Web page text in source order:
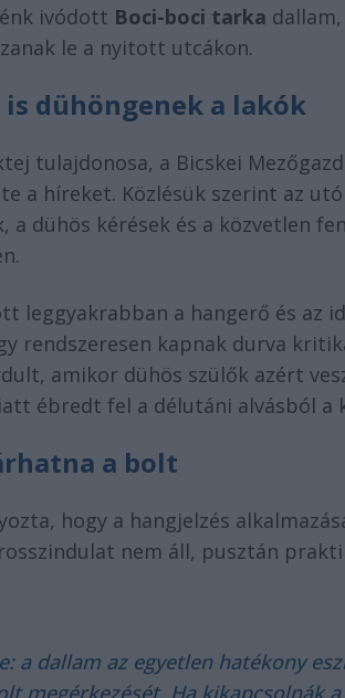
ivódott Boci-boci tarka
le a nyitott utcákon.
dühöngenek a lakók
tulajdonosa, a Bicskei
a híreket. Közlésük szerint az
a dühös kérések és a közvetlen
leggyakrabban a hangerő és az
rendszeresen kapnak durva
amikor dühös szülők azért
ébredt fel a délutáni alvásból a
a bolt
hogy a hangjelzés
nem áll, pusztán
a dallam az egyetlen hatékony
megérkezését. Ha kikapcsolnák